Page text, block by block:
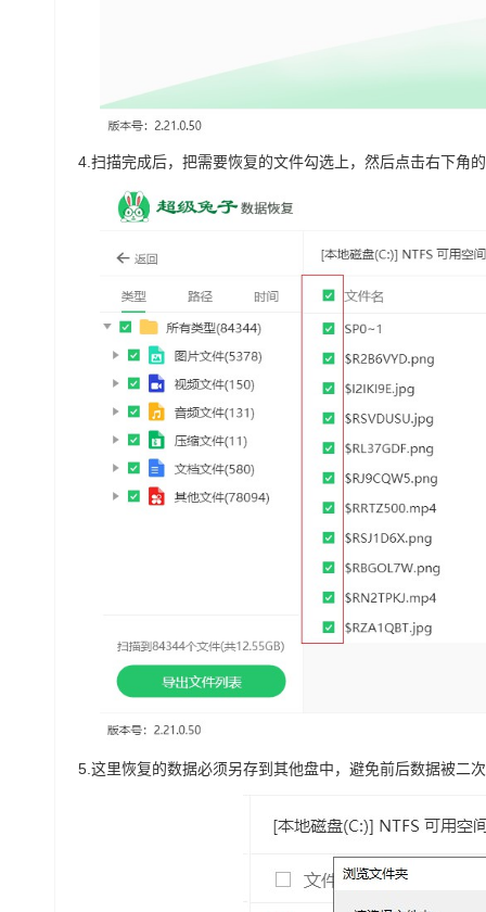
4. 扫描完成后，把需要恢复的文件勾选上，然后点击右下角
5. 这里恢复的数据必须另存到其他盘中，避免前后数据被二